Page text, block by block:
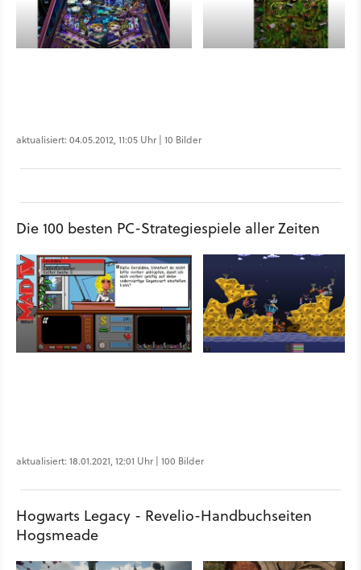
aktualisiert: 04.05.2012, 11:05 Uhr | 10 Bilder
Die 100 besten PC-Strategiespiele aller Zeiten
aktualisiert: 18.01.2021, 12:01 Uhr | 100 Bilder
Hogwarts Legacy - Revelio-Handbuchseiten
Hogsmeade